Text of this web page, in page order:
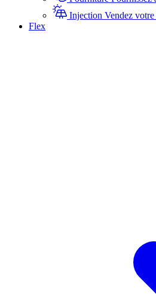
Injection Vendez
Flex